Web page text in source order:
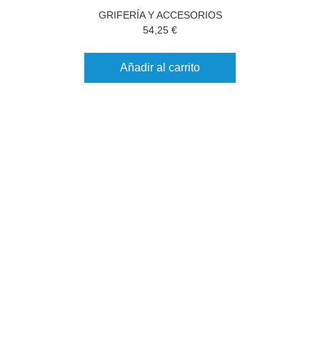
GRIFERÍA Y ACCESORIOS
54,25 €
Añadir al carrito